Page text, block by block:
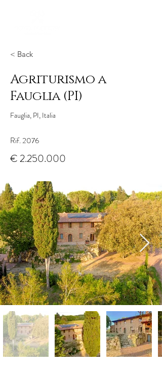
< Back
Agriturismo a
Fauglia (PI)
Fauglia, PI, Italia
Rif. 2076
€2.250.000